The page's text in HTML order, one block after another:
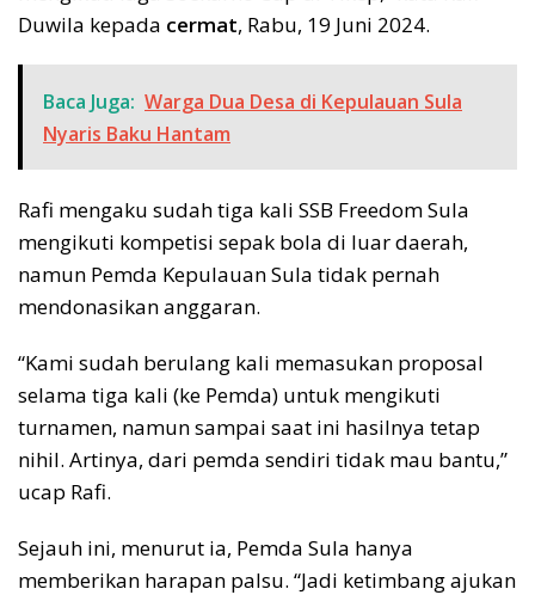
Duwila kepada cermat, Rabu, 19 Juni 2024.
Baca Juga: Warga Dua Desa di Kepulauan Sula
Nyaris Baku Hantam
Rafi mengaku sudah tiga kali SSB Freedom Sula
mengikuti kompetisi sepak bola di luar daerah,
namun Pemda Kepulauan Sula tidak pernah
mendonasikan anggaran.
“Kami sudah berulang kali memasukan proposal
selama tiga kali (ke Pemda) untuk mengikuti
turnamen, namun sampai saat ini hasilnya tetap
nihil. Artinya, dari pemda sendiri tidak mau bantu,”
ucap Rafi.
Sejauh ini, menurut ia, Pemda Sula hanya
memberikan harapan palsu. “Jadi ketimbang ajukan